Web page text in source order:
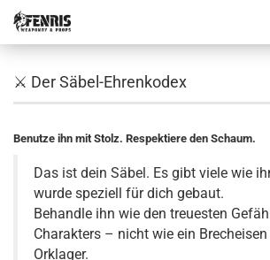
⚔️ Der Säbel-Ehrenkodex
Benutze ihn mit Stolz. Respektiere den Schaum.
Das ist dein Säbel. Es gibt viele wie
wurde speziell für dich gebaut.
Behandle ihn wie den treuesten
Charakters – nicht wie ein
Orklager.